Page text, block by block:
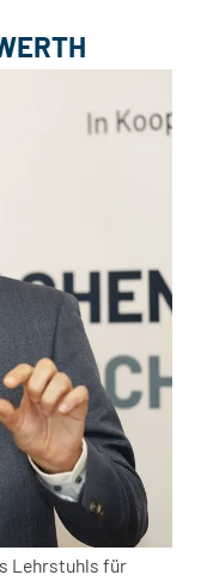
Lehrstuhls für